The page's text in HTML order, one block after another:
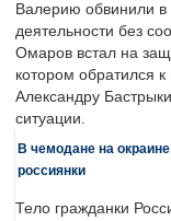
Валерию обвинили в
деятельности без
Омаров встал на
котором обратился
Александру
ситуации.
В чемодане на
россиянки
Тело гражданки